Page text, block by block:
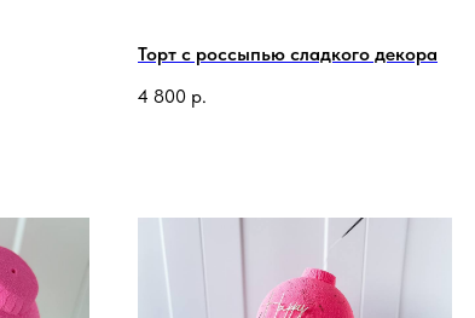
Торт с россыпью сладкого декора
4 800 р.